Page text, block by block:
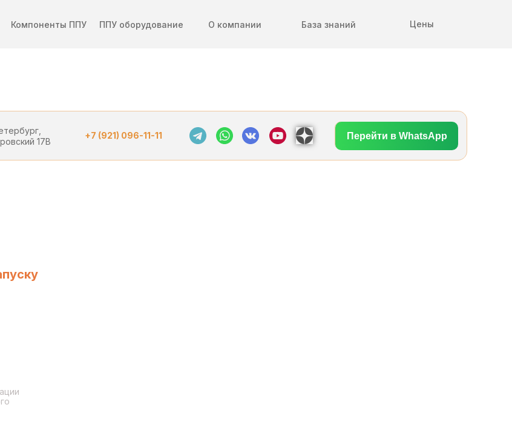
ППУ оборудование
Компоненты ППУ О компании База знаний Цены
+7 (921) 096-11-11 Перейти в WhatsApp
17В